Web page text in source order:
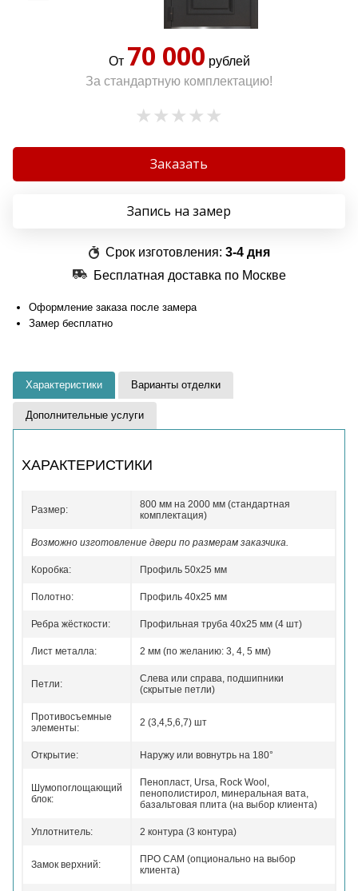
От 70 000 рублей
За стандартную комплектацию!
Заказать
Запись на замер
Срок изготовления: 3-4 дня
Бесплатная доставка по Москве
Оформление заказа после замера
Замер бесплатно
Характеристики Варианты отделки
Дополнительные услуги
ХАРАКТЕРИСТИКИ
Размер:
800 мм на 2000 мм (стандартная
комплектация)
Возможно изготовление двери по размерам заказчика.
Коробка: Профиль 50x25 мм
Полотно: Профиль 40x25 мм
Ребра жёсткости: Профильная труба 40х25 мм (4 шт)
Лист металла: 2 мм (по желанию: 3, 4, 5 мм)
Петли:
Слева или справа, подшипники
(скрытые петли)
Противосъемные
элементы:
2 (3,4,5,6,7) шт
Открытие: Наружу или вовнутрь на 180°
Шумопоглощающий
блок:
Пенопласт, Ursa, Rock Wool,
пенополистирол, минеральная вата,
базальтовая плита (на выбор клиента)
Уплотнитель: 2 контура (3 контура)
Замок верхний:
ПРО САМ (опционально на выбор
клиента)